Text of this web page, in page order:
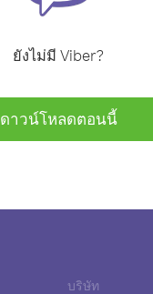
ยังไม่มี Viber?
ดาวน์โหลดตอนนี้
บริษัท